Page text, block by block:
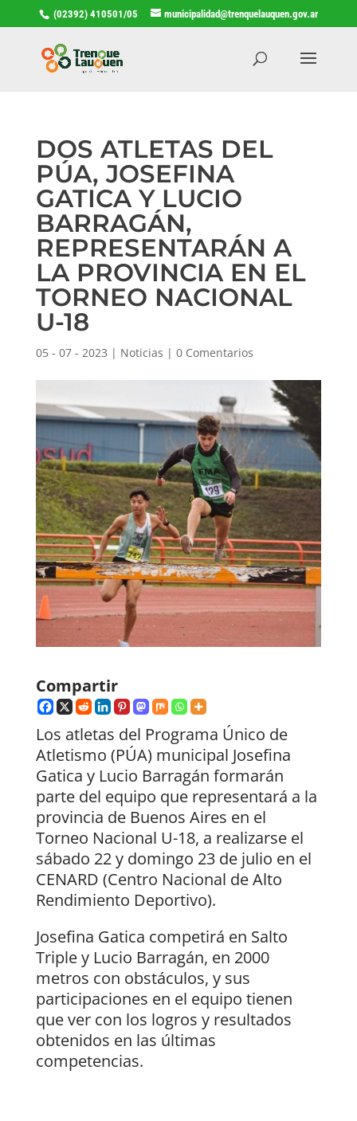
(02392) 410501/05 municipalidad@trenquelauquen.gov.ar
DOS ATLETAS DEL
PÚA, JOSEFINA
GATICA Y LUCIO
BARRAGÁN,
REPRESENTARÁN A
LA PROVINCIA EN EL
TORNEO NACIONAL
U-18
05 - 07 - 2023 | Noticias | 0 Comentarios
Compartir
Los atletas del Programa Único de
Atletismo (PÚA) municipal Josefina
Gatica y Lucio Barragán formarán
parte del equipo que representará a la
provincia de Buenos Aires en el
Torneo Nacional U-18, a realizarse el
sábado 22 y domingo 23 de julio en el
CENARD (Centro Nacional de Alto
Rendimiento Deportivo).
Josefina Gatica competirá en Salto
Triple y Lucio Barragán, en 2000
metros con obstáculos, y sus
participaciones en el equipo tienen
que ver con los logros y resultados
obtenidos en las últimas
competencias.